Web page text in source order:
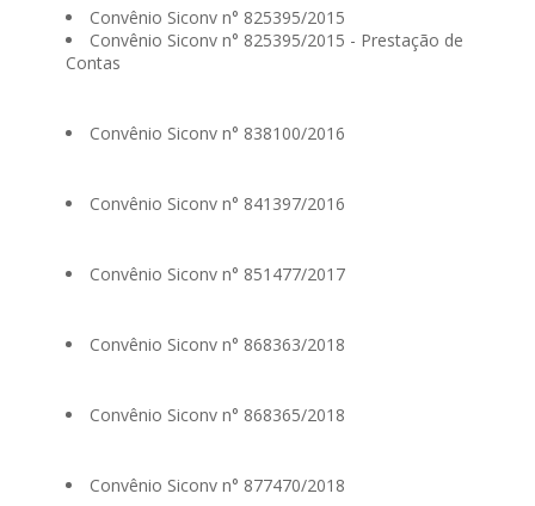
Convênio Siconv n° 825395/2015
Convênio Siconv n° 825395/2015 - Prestação de
Contas
Convênio Siconv n° 838100/2016
Convênio Siconv n° 841397/2016
Convênio Siconv n° 851477/2017
Convênio Siconv n° 868363/2018
Convênio Siconv n° 868365/2018
Convênio Siconv n° 877470/2018